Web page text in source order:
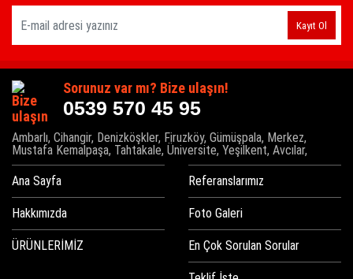
Kayıt Ol
Sorunuz var mı? Bize ulaşın!
0539 570 45 95
Ambarlı, Cihangir, Denizköşkler, Firuzköy, Gümüşpala, Merkez,
Mustafa Kemalpaşa, Tahtakale, Üniversite, Yeşilkent, Avcılar,
Ana Sayfa
Hakkımızda
ÜRÜNLERİMİZ
Referanslarımız
Foto Galeri
En Çok Sorulan Sorular